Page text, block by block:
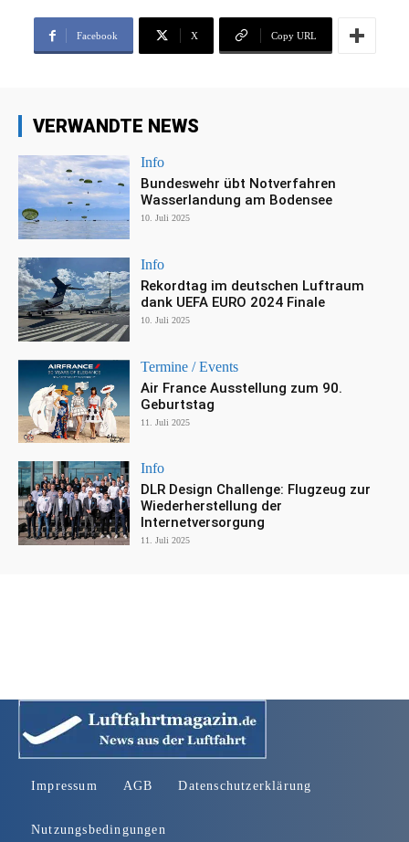
Facebook X Copy URL
VERWANDTE NEWS
Info
Bundeswehr übt Notverfahren
Wasserlandung am Bodensee
10. Juli 2025
Info
Rekordtag im deutschen Luftraum
dank UEFA EURO 2024 Finale
10. Juli 2025
Termine / Events
Air France Ausstellung zum 90.
Geburtstag
11. Juli 2025
Info
DLR Design Challenge: Flugzeug zur
Wiederherstellung der
Internetversorgung
11. Juli 2025
Impressum AGB Datenschutzerklärung
Nutzungsbedingungen